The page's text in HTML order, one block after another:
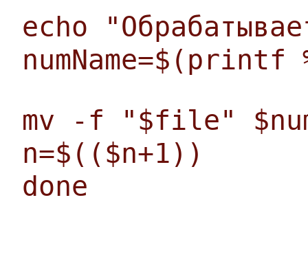
echo
numName=$(printf
mv -f "$file"
n=$(($n+1))
done